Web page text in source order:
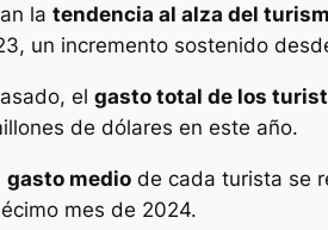
la tendencia al alza del
un incremento sostenido
el gasto total de los
de dólares en este año.
gasto medio de cada turista se
mes de 2024.